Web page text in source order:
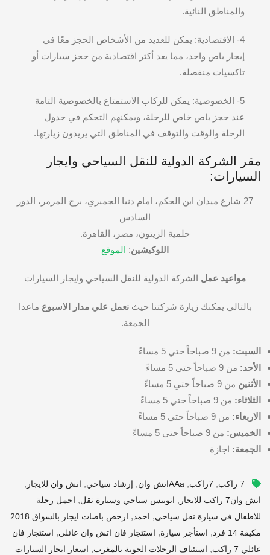
والمناطق النائية.
4- الاقتصادية: يمكن للعديد من الأشخاص الحجز معًا في
إيجار باص واحد، مما يعد أكثر اقتصادية من حجز سيارات أو
تاكسيات منفصلة.
5- الخصوصية: يمكن للركاب الاستمتاع بالخصوصية التامة
عند حجز باص خاص للرحلة، ويمكنهم التحكم في جدول
الرحلة والوقت والتوقف في المناطق التي يريدون زيارتها.
مقر الشركة الدولية للنقل السياحي وايجار
السيارات:
27 شارع ميدان ابن الحكم، امام دنيا الجمبري، برج المرمر، الدور
السادس
حلمية الزيتون، مصر، القاهرة.
اللوكيشين: الموقع
مواعيد عمل الشركة الدولية للنقل السياحي وايجار السيارات
بالتالي يمكنك زيارة شركتنا حيثنعمل علي مدار الاسبوع ماعدا
الجمعة.
السبت: من 9 صباحاً حتي 5 مساءً
الأحد: من 9 صباحاً حتي 5 مساءً
الأثنين من 9 صباحاً حتي 5 مساءً
الثلاثاء: من 9 صباحاً حتي 5 مساءً
الاربعاء: من 9 صباحاً حتي 5 مساءً
الخميس: من 9 صباحاً حتي 5 مساءً
الجمعة: اجازة
7 راكب , 7راكب , AAaاتش وان , إرشاد سياحي, اتش وان للايجار ,
اتش وان7 راكب للايجار , اتوبيس سياحي وسيارة نقل, اجمل رحلة
للاطفال في سيارة نقل سياحي, احمد,
ارخص باصات ايجار بالسواق 2018
مكيفة 14 فرد
, استأجر سيارة, استئجار فان اتش وان عائلي, استئجار فان
عائلي 7 راكب
, استئناف الرحلات الجوية بالمغرب, اسعار ايجار السيارات